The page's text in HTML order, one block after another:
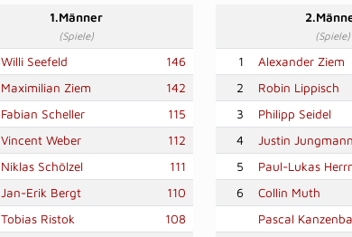
1.Männer
(Spiele)
Willi Seefeld
146
Maximilian Ziem
142
Fabian Scheller
115
Vincent Weber
112
Niklas Schölzel
111
Jan-Erik Bergt
110
Tobias Ristok
108
(Spiele)
1 Alexander Ziem
2
Robin Lippisch
3
Philipp Seidel
4
Justin Jungmann
5
Paul-Lukas
6
Collin Muth
Pascal